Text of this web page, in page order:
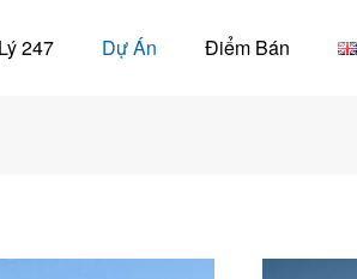
247 Dự Án Điểm Bán